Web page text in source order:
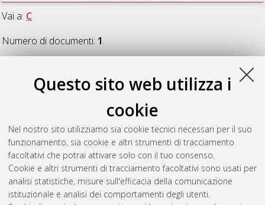
Questo sito web utilizza i
cookie
Nel nostro sito utilizziamo sia cookie tecnici necessari per il suo
funzionamento, sia cookie e altri strumenti di tracciamento
facoltativi che potrai attivare solo con il tuo consenso.
Cookie e altri strumenti di tracciamento facoltativi sono usati per
analisi statistiche, misure sull'efficacia della comunicazione
istituzionale e analisi dei comportamenti degli utenti.
Vai a: C
Numero di documenti: 1.
(2019)L’esercizio terapeutico in persone
[Laurea], Università di Bologna, Corso di Studio inFisioterapia
(abilitante alla professione sanitaria di fisioterapista) [L-
DM270], Documento ad accesso riservato.
Questa lista e' stata generata ilSun Aug 9 03:38:14 2026